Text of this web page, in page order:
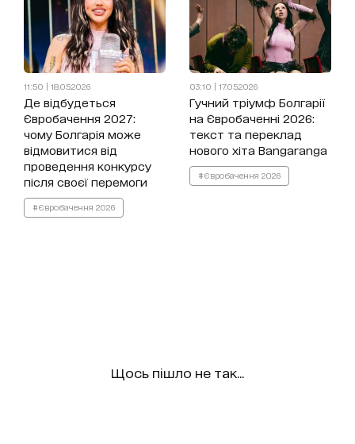
11:50 | 18.05.2026
Де відбудеться
Євробачення 2027:
чому Болгарія може
відмовитися від
проведення конкурсу
після своєї перемоги
#Євробачення 2026
03:10 | 17.05.2026
Гучний тріумф Болгарії
на Євробаченні 2026:
текст та переклад
нового хіта Bangaranga
#Євробачення 2026
Щось пішло не так...